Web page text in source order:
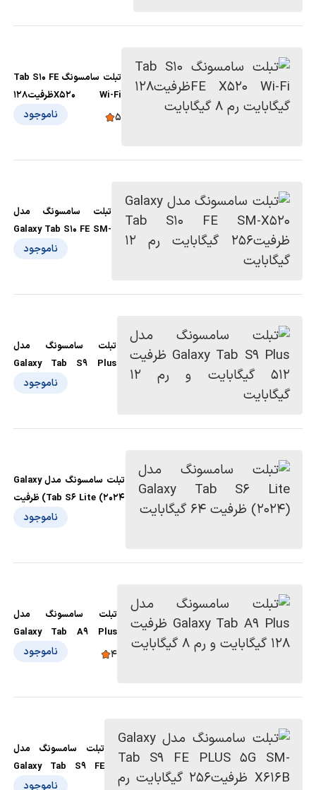
تبلت سامسونگ Tab S10 FE
X520 Wi-Fiظرفیت128
گیگابایت رم 8 گیگابایت
5 ناموجود
تبلت سامسونگ مدل
Galaxy Tab S10 FE SM-
X520 ظرفیت256
ناموجود
تبلت سامسونگ مدل
Galaxy Tab S9 Plus
ظرفیت 512 گیگابایت و رم
ناموجود
تبلت سامسونگ مدل Galaxy
Tab S6 Lite (2024) ظرفیت
ناموجود
تبلت سامسونگ مدل
Galaxy Tab A9 Plus
4 ناموجود
تبلت سامسونگ مدل
Galaxy Tab S9 FE
PLUS 5G SM-X616B
ناموجود